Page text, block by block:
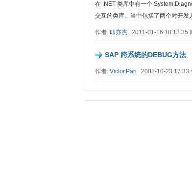
在 .NET 类库中有一个
交互的类库。当中包括了两个对开发
作者: 叩亦杰 2011-01-16 18:13:35
SAP 跨系统的DEBUG方法
作者: Victor.Pan 2008-10-23